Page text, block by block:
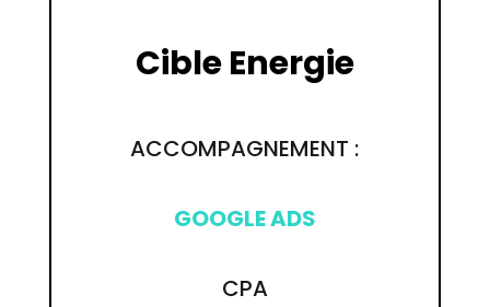
Cible Energie
ACCOMPAGNEMENT :
GOOGLE ADS
CPA